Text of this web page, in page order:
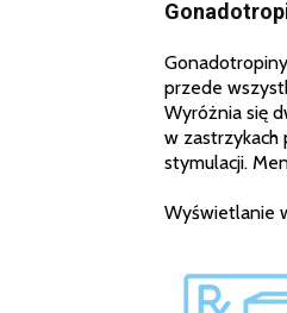
przede
Wyróżnia się
w zastrzykach
stymulacji.
Wyświetlanie